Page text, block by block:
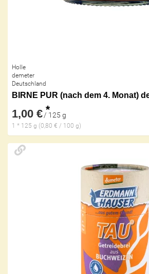
Holle
demeter
Deutschland
BIRNE PUR (nach dem 4. Monat)
1,00 € *
/ 125 g
1 * 125 g (0,80 € / 100 g)